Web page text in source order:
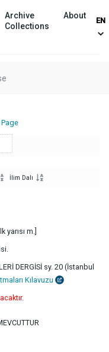
Archive
Collections
About
EN
İlim Dalı
yarısı m.]
DERGİSİ sy. 20 (İstanbul
Kılavuzu